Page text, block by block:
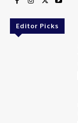
Editor Picks